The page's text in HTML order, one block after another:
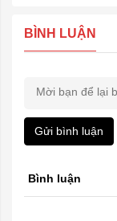
BÌNH LUẬN
Gửi bình luận
Bình luận